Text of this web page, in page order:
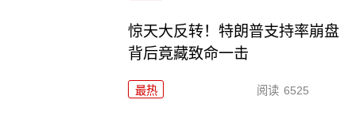
惊天大反转！特朗普支持率崩盘
背后竟藏致命一击
最热 阅读 6525